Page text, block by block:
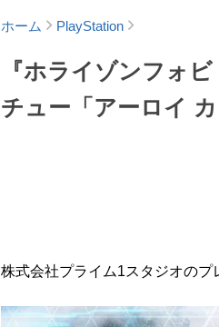
ホーム PlayStation
『ホライゾンフォ
チュー「アーロイ
株式会社プライム1スタジオのプ